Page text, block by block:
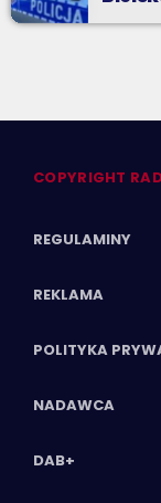
COPYRIGHT
REGULAMINY
REKLAMA
POLITYKA
NADAWCA
DAB+